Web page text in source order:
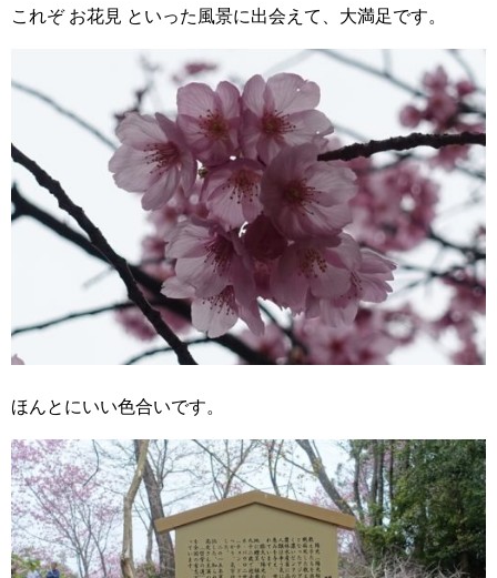
これぞ お花見 といった風景に出会えて、大満足です。
ほんとにいい色合いです。